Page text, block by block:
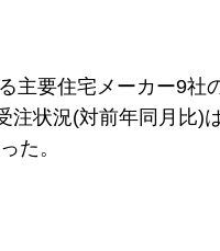
主要住宅メーカー9社
状況(対前年同月比)は
た。